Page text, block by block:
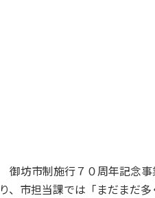
御坊市制施行７０周年記念
り、市担当課では「まだまだ